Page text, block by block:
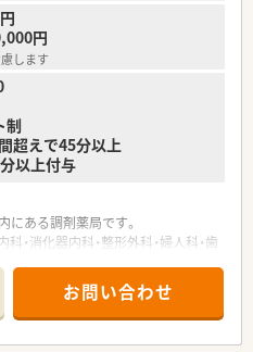
円
します
制
超えで45分以上
以上付与
にある調剤薬局です。
・消化器内科・整形外科・婦人科・歯
様とゆっくり向き合いながら投薬
整備にも注力しています。
お問い合わせ